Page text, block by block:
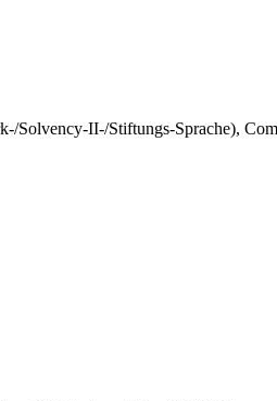
II-/Stiftungs-Sprache),